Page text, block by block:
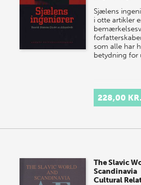
Sjælens
i otte artikler
som alle har
betydning for
228,00 KR.
The Slavic
Scandinavia
Cultural